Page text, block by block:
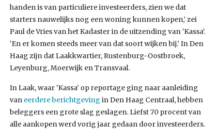
handen is van particuliere investeerders, zien we dat
starters nauwelijks nog een woning kunnen kopen,’ zei
Paul de Vries van het Kadaster in de uitzending van ‘Kassa’.
‘En er komen steeds meer van dat soort wijken bij.’ In Den
Haag zijn dat Laakkwartier, Rustenburg-Oostbroek,
Leyenburg, Moerwijk en Transvaal.
In Laak, waar ‘Kassa’ op reportage ging naar aanleiding
van eerdere berichtgeving in Den Haag Centraal, hebben
beleggers een grote slag geslagen. Liefst 70 procent van
alle aankopen werd vorig jaar gedaan door investeerders.